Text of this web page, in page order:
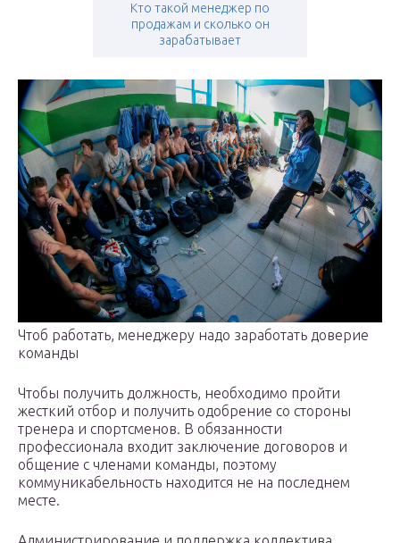
Кто такой менеджер по
продажам и сколько он
зарабатывает
Чтоб работать, менеджеру надо заработать доверие
команды
Чтобы получить должность, необходимо пройти
жесткий отбор и получить одобрение со стороны
тренера и спортсменов. В обязанности
профессионала входит заключение договоров и
общение с членами команды, поэтому
коммуникабельность находится не на последнем
месте.